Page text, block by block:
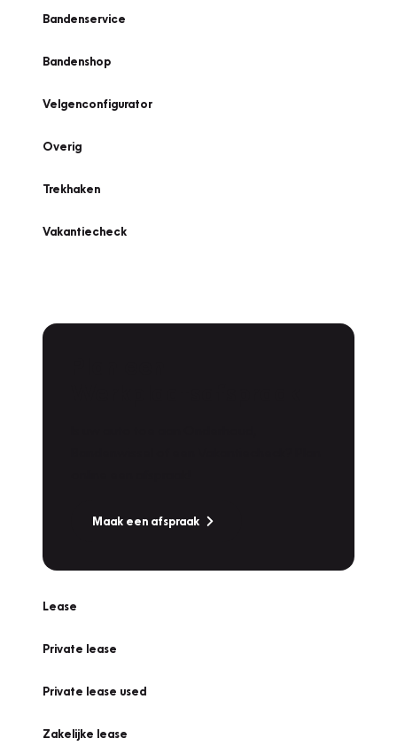
Bandenservice
Bandenshop
Velgenconfigurator
Overig
Trekhaken
Vakantiecheck
Maak een afspraak
Lease
Private lease
Private lease used
Zakelijke lease